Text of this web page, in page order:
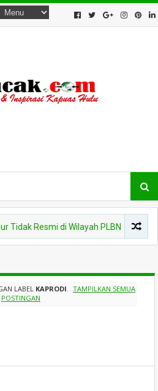
Resmi di Wilayah PLBN Nanga
LABEL KAPRODI. TAMPILKAN SEMUA
POSTINGAN